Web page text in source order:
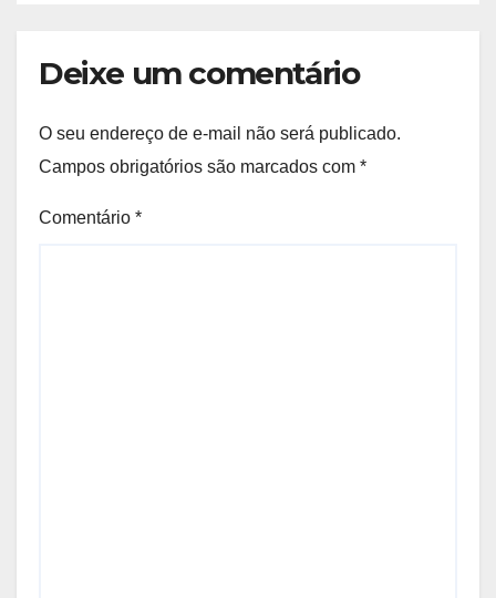
Deixe um comentário
O seu endereço de e-mail não será publicado.
Campos obrigatórios são marcados com *
Comentário *